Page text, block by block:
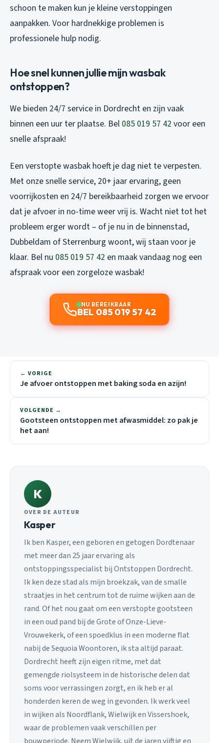
schoon te maken kun je kleine verstoppingen
aanpakken. Voor hardnekkige problemen is
professionele hulp nodig.
Hoe snel kunnen jullie mijn wasbak
ontstoppen?
We bieden 24/7 service in Dordrecht en zijn vaak
binnen een uur ter plaatse. Bel 085 019 57 42 voor een
snelle afspraak!
Een verstopte wasbak hoeft je dag niet te verpesten.
Met onze snelle service, 20+ jaar ervaring, geen
voorrijkosten en 24/7 bereikbaarheid zorgen we ervoor
dat je afvoer in no-time weer vrij is. Wacht niet tot het
probleem erger wordt – of je nu in de binnenstad,
Dubbeldam of Sterrenburg woont, wij staan voor je
klaar. Bel nu 085 019 57 42 en maak vandaag nog een
afspraak voor een zorgeloze wasbak!
NU BEREIKBAAR
BEL 085 019 57 42
← VORIGE
Je afvoer ontstoppen met baking soda en azijn!
VOLGENDE →
Gootsteen ontstoppen met afwasmiddel: zo pak je
het aan!
K
OVER DE AUTEUR
Kasper
Ik ben Kasper, een geboren en getogen Dordtenaar
met meer dan 25 jaar ervaring als
ontstoppingsspecialist bij Ontstoppen Dordrecht.
Ik ken deze stad als mijn broekzak, van de smalle
straatjes in het centrum tot de ruime wijken aan de
rand. Of het nou gaat om een verstopte gootsteen
in een oud pand bij de Grote of Onze-Lieve-
Vrouwekerk, of een spoedklus in een moderne flat
nabij de Sequoia Woontoren, ik sta altijd paraat.
Dordrecht heeft zijn eigen ritme, met dat
gemengde riolsysteem in de historische delen dat
soms voor verrassingen zorgt, en ik heb er al
honderden keren de weg in gevonden. Ik werk veel
in wijken als Noordflank, Wielwijk en Vissershoek,
waar de problemen vaak verschillen per
bouwperiode. Neem Wielwijk, uit de jaren vijftig en